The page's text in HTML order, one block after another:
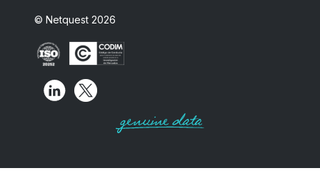
© Netquest 2026